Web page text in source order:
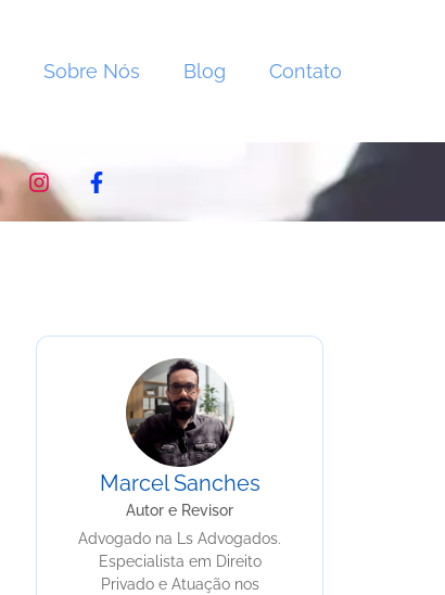
Sobre Nós Blog Contato
Marcel Sanches
Autor e Revisor
Advogado na Ls Advogados.
Especialista em Direito
Privado e Atuação nos